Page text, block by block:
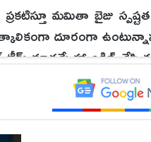
మమితా బైజు
దూరంగా
మాత్రమే హ్యాండిల్ చేసి
వైపు వెళ్లడం వెనుక
ప్రకారం పెరిగిపోతున్న
భావిస్తున్నారు.